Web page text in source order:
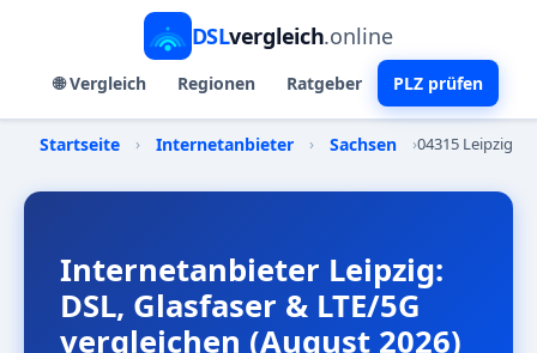
DSLvergleich.online
🌐 Vergleich Regionen Ratgeber PLZ prüfen
Startseite › Internetanbieter › Sachsen ›04315 Leipzig
Internetanbieter Leipzig:
DSL, Glasfaser & LTE/5G
vergleichen (August 2026)